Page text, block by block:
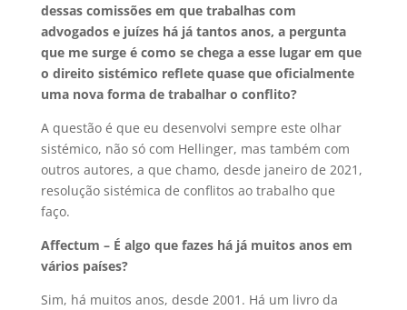
dessas comissões em que trabalhas com
advogados e juízes há já tantos anos, a pergunta
que me surge é como se chega a esse lugar em que
o direito sistémico reflete quase que oficialmente
uma nova forma de trabalhar o conflito?
A questão é que eu desenvolvi sempre este olhar
sistémico, não só com Hellinger, mas também com
outros autores, a que chamo, desde janeiro de 2021,
resolução sistémica de conflitos ao trabalho que
faço.
Affectum – É algo que fazes há já muitos anos em
vários países?
Sim, há muitos anos, desde 2001. Há um livro da